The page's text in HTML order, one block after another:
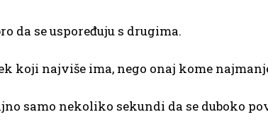
da se uspoređuju s drugima.
koji najviše ima, nego onaj kome
samo nekoliko sekundi da se duboko